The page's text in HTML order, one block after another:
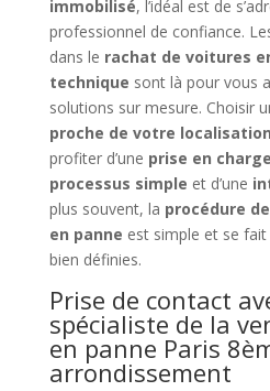
immobilisé, l’idéal est de
professionnel de confiance.
dans le rachat de voitures
technique sont là pour vous
solutions sur mesure. Choisir
proche de votre localisation
profiter d’une prise en
processus simple et d’une
plus souvent, la procédure
en panne est simple et se
bien définies.
Prise de contact
spécialiste de la
en panne Paris
arrondissement